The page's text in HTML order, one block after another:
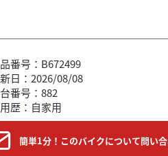
番号：B672499
日：2026/08/08
番号：882
歴：自家用
簡単1分！このバイクについて問い